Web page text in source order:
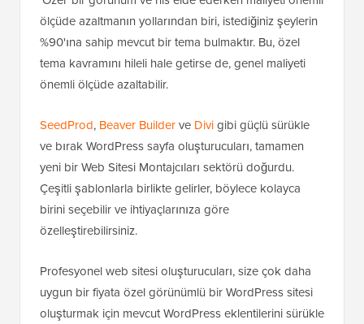
ölçüde azaltmanın yollarından biri, istediğiniz şeylerin
%90'ına sahip mevcut bir tema bulmaktır. Bu, özel
tema kavramını hileli hale getirse de, genel maliyeti
önemli ölçüde azaltabilir.
SeedProd, Beaver Builderve Divigibi güçlü sürükle
ve bırak WordPress sayfa oluşturucuları, tamamen
yeni bir Web Sitesi Montajcıları sektörü doğurdu.
Çeşitli şablonlarla birlikte gelirler, böylece kolayca
birini seçebilir ve ihtiyaçlarınıza göre
özelleştirebilirsiniz.
Profesyonel web sitesi oluşturucuları, size çok daha
uygun bir fiyata özel görünümlü bir WordPress sitesi
oluşturmak için mevcut WordPress eklentilerini sürükle